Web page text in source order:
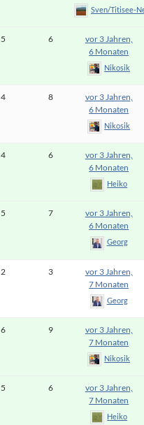
Sven/Titisee-
5 6
vor 3 Jahren,
6 Monaten
Nikosik
4 8
vor 3 Jahren,
6 Monaten
Nikosik
4 6
vor 3 Jahren,
6 Monaten
Heiko
5 7
vor 3 Jahren,
6 Monaten
Georg
2 3
vor 3 Jahren,
7 Monaten
Georg
6 9
vor 3 Jahren,
7 Monaten
Nikosik
5 6
vor 3 Jahren,
7 Monaten
Heiko